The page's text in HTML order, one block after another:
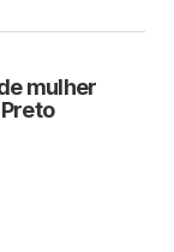
mulher